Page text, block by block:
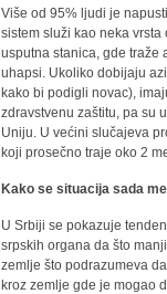
Više od 95% ljudi je
sistem služi kao neka
usputna stanica, gde
uhapsi. Ukoliko dobijaju
kako bi podigli novac),
zdravstvenu zaštitu, pa su
Uniju. U većini slučajeva
koji prosečno traje oko 2
Kako se situacija sada
U Srbiji se pokazuje
srpskih organa da što
zemlje što podrazumeva
kroz zemlje gde je mogao